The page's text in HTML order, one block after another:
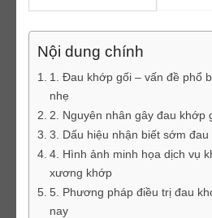
Nội dung chính
1. Đau khớp gối – vấn đề phổ
nhẹ
2. Nguyên nhân gây đau khớp
3. Dấu hiệu nhận biết sớm
4. Hình ảnh minh họa dịch vụ
xương khớp
5. Phương pháp điều trị đau
nay